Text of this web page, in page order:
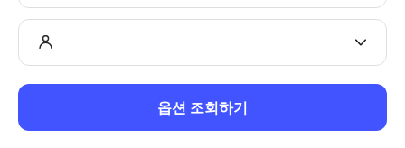
옵션 조회하기